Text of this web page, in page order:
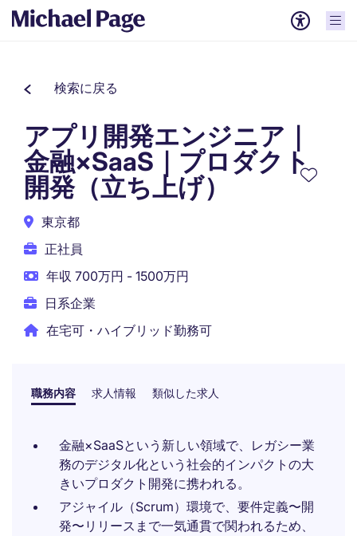
検索に戻る
アプリ開発エンジニア｜
金融×SaaS｜プロダクト
開発（立ち上げ）
東京都
正社員
年収 700万円 - 1500万円
日系企業
在宅可・ハイブリッド勤務可
職務内容 求人情報 類似した求人
金融×SaaSという新しい領域で、レガシー業
務のデジタル化という社会的インパクトの大
きいプロダクト開発に携われる。
アジャイル（Scrum）環境で、要件定義〜開
発〜リリースまで一気通貫で関われるため、